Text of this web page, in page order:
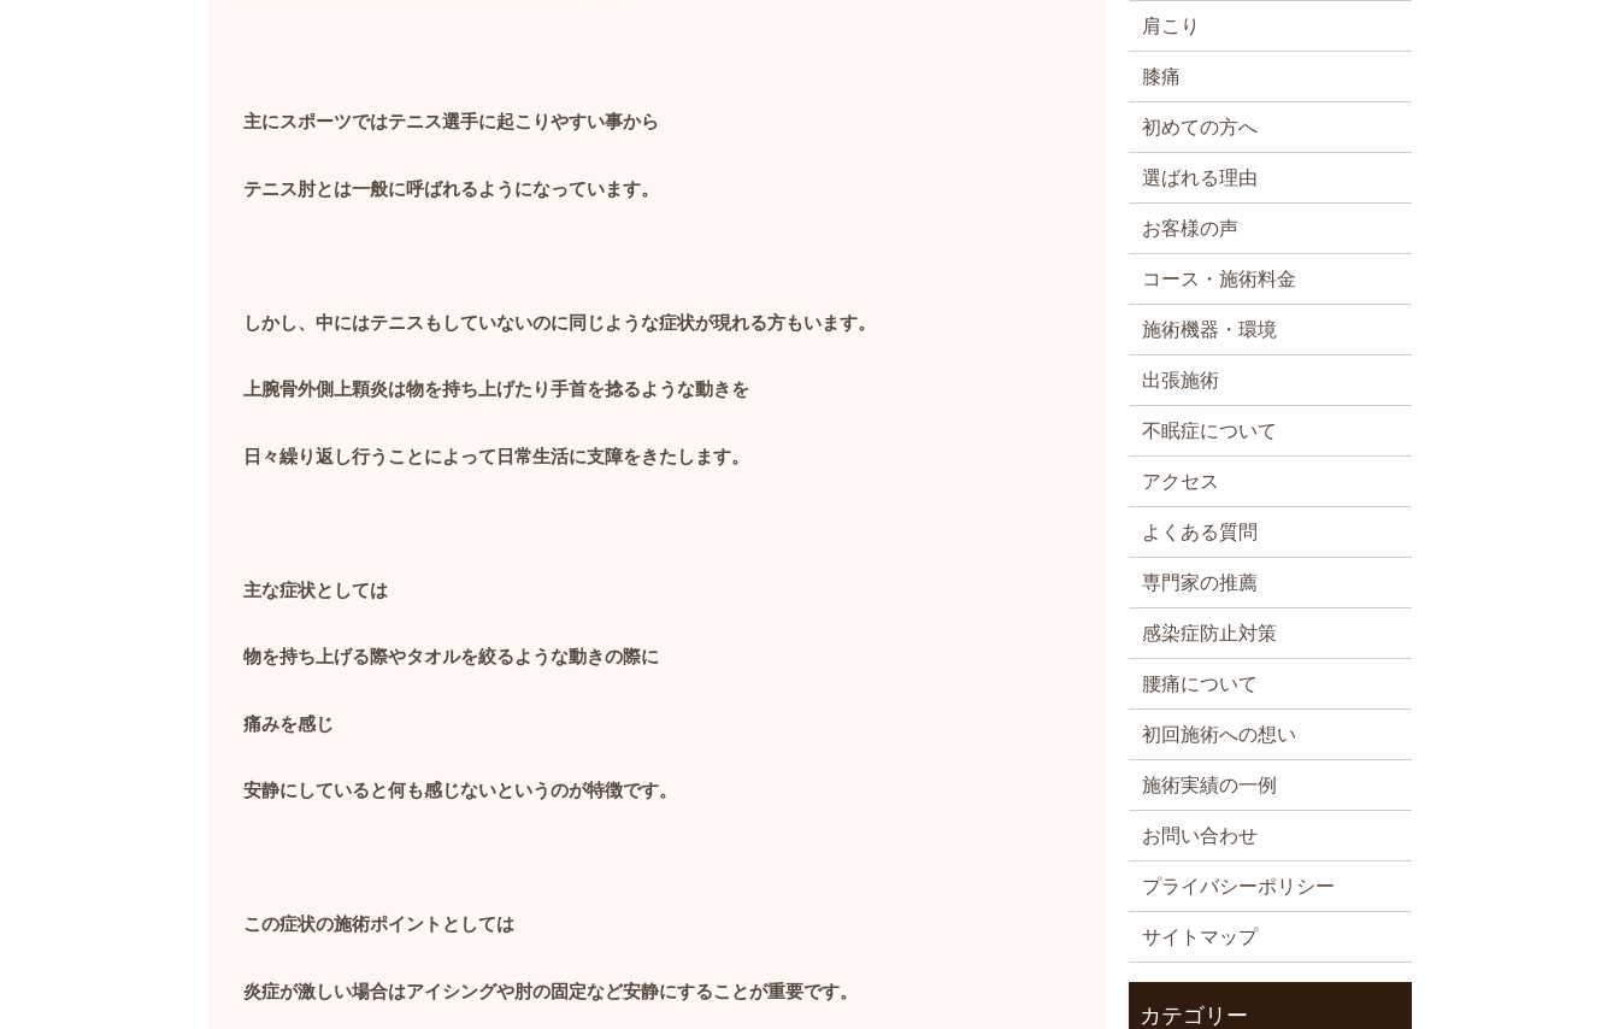
主にスポーツではテニス選手に起こりやすい事から
テニス肘とは一般に呼ばれるようになっています。
しかし、中にはテニスもしていないのに同じような症状が現れる方もいます。
上腕骨外側上顆炎は物を持ち上げたり手首を捻るような動きを
日々繰り返し行うことによって日常生活に支障をきたします。
主な症状としては
物を持ち上げる際やタオルを絞るような動きの際に
痛みを感じ
安静にしていると何も感じないというのが特徴です。
この症状の施術ポイントとしては
炎症が激しい場合はアイシングや肘の固定など安静にすることが重要です。
肩こり
膝痛
初めての方へ
選ばれる理由
お客様の声
コース・施術料金
施術機器・環境
出張施術
不眠症について
アクセス
よくある質問
専門家の推薦
感染症防止対策
腰痛について
初回施術への想い
施術実績の一例
お問い合わせ
プライバシーポリシー
サイトマップ
カテゴリー